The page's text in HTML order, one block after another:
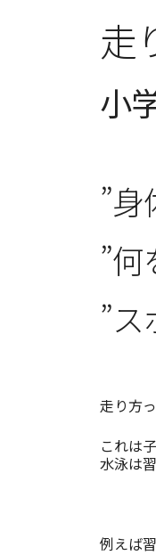
走
小
”
”
”
走り方
これは
水泳は
例えば